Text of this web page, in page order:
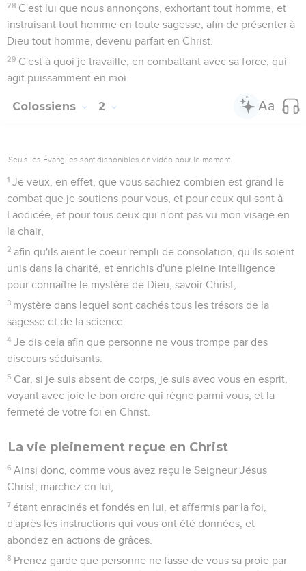
28 C'est lui que nous annonçons, exhortant tout homme, et
instruisant tout homme en toute sagesse, afin de présenter à
Dieu tout homme, devenu parfait en Christ.
29 C'est à quoi je travaille, en combattant avec sa force, qui
agit puissamment en moi.
Colossiens 2
Seuls les Évangiles sont disponibles en vidéo pour le moment.
1 Je veux, en effet, que vous sachiez combien est grand le
combat que je soutiens pour vous, et pour ceux qui sont à
Laodicée, et pour tous ceux qui n'ont pas vu mon visage en
la chair,
2 afin qu'ils aient le coeur rempli de consolation, qu'ils soient
unis dans la charité, et enrichis d'une pleine intelligence
pour connaître le mystère de Dieu, savoir Christ,
3 mystère dans lequel sont cachés tous les trésors de la
sagesse et de la science.
4 Je dis cela afin que personne ne vous trompe par des
discours séduisants.
5 Car, si je suis absent de corps, je suis avec vous en esprit,
voyant avec joie le bon ordre qui règne parmi vous, et la
fermeté de votre foi en Christ.
La vie pleinement reçue en Christ
6 Ainsi donc, comme vous avez reçu le Seigneur Jésus
Christ, marchez en lui,
7 étant enracinés et fondés en lui, et affermis par la foi,
d'après les instructions qui vous ont été données, et
abondez en actions de grâces.
8 Prenez garde que personne ne fasse de vous sa proie par